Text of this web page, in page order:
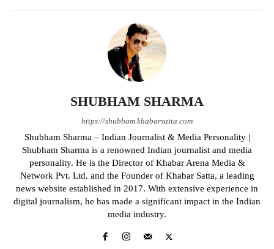
SHUBHAM SHARMA
https://shubham.khabarsatta.com
Shubham Sharma – Indian Journalist & Media Personality |
Shubham Sharma is a renowned Indian journalist and media
personality. He is the Director of Khabar Arena Media &
Network Pvt. Ltd. and the Founder of Khabar Satta, a leading
news website established in 2017. With extensive experience in
digital journalism, he has made a significant impact in the Indian
media industry.